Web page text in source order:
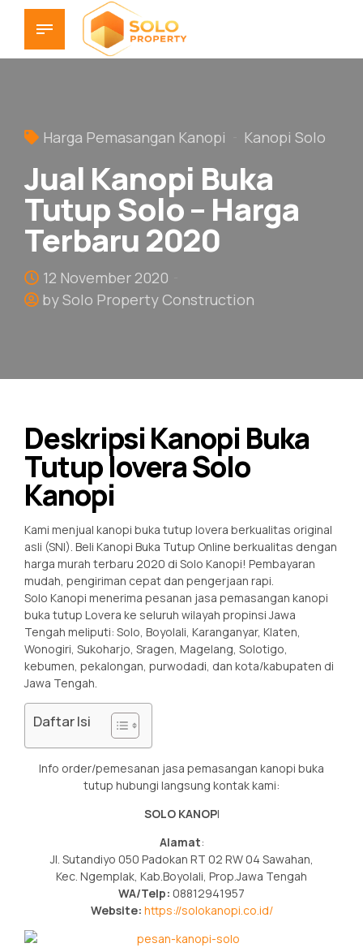
Harga Pemasangan Kanopi Kanopi Solo
Jual Kanopi Buka
Tutup Solo – Harga
Terbaru 2020
12 November 2020
by Solo Property Construction
Deskripsi Kanopi Buka
Tutup lovera Solo
Kanopi
Kami menjual kanopi buka tutup lovera berkualitas original
asli (SNI). Beli Kanopi Buka Tutup Online berkualitas dengan
harga murah terbaru 2020 di Solo Kanopi! Pembayaran
mudah, pengiriman cepat dan pengerjaan rapi.
Solo Kanopi menerima pesanan jasa pemasangan kanopi
buka tutup Lovera ke seluruh wilayah propinsi Jawa
Tengah meliputi: Solo, Boyolali, Karanganyar, Klaten,
Wonogiri, Sukoharjo, Sragen, Magelang, Solotigo,
kebumen, pekalongan, purwodadi, dan kota/kabupaten di
Jawa Tengah.
Daftar Isi
Info order/pemesanan jasa pemasangan kanopi buka
tutup hubungi langsung kontak kami:
SOLO KANOPI
Alamat:
Jl. Sutandiyo 050 Padokan RT 02 RW 04 Sawahan,
Kec. Ngemplak, Kab.Boyolali, Prop.Jawa Tengah
WA/Telp: 08812941957
Website: https://solokanopi.co.id/